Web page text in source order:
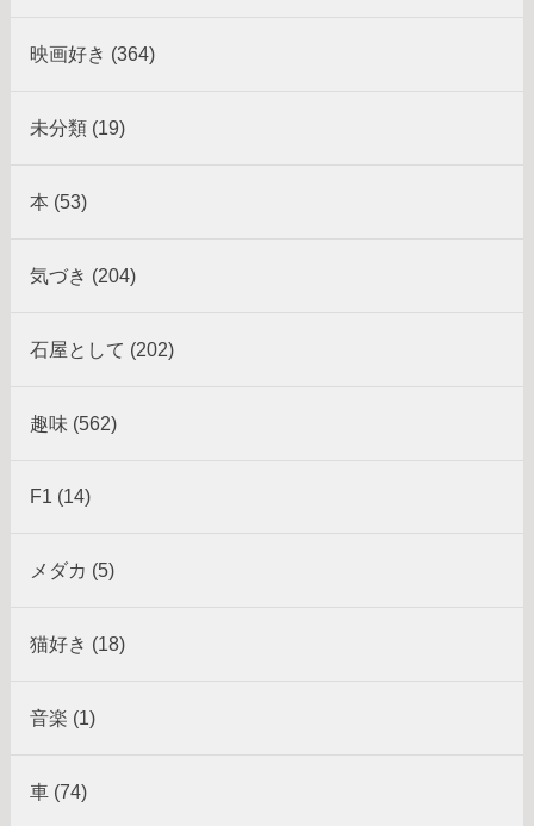
映画好き (364)
未分類 (19)
本 (53)
気づき (204)
石屋として (202)
趣味 (562)
F1 (14)
メダカ (5)
猫好き (18)
音楽 (1)
車 (74)